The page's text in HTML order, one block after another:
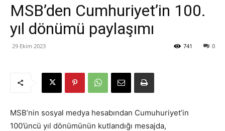
MSB’den Cumhuriyet’in 100.
yıl dönümü paylaşımı
29 Ekim 2023 0
741
MSB’nin sosyal medya hesabından Cumuhuriyet’in
100’üncü yıl dönümünün kutlandığı mesajda,